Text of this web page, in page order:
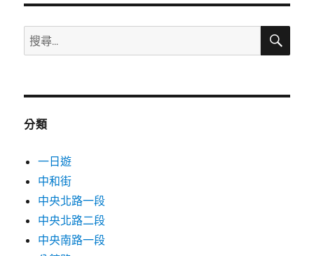
分
頁
搜
尋
鍵
搜
分類
一日遊
中和街
中央北路一段
中央北路二段
中央南路一段